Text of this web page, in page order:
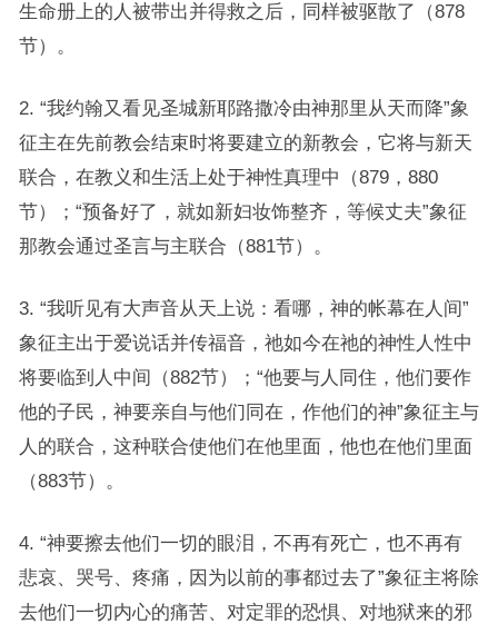
生命册上的人被带出并得救之后，同样被驱散了（878
节）。
2. “我约翰又看见圣城新耶路撒冷由神那里从天而降”象
征主在先前教会结束时将要建立的新教会，它将与新天
联合，在教义和生活上处于神性真理中（879，880
节）；“预备好了，就如新妇妆饰整齐，等候丈夫”象征
那教会通过圣言与主联合（881节）。
3. “我听见有大声音从天上说：看哪，神的帐幕在人间”
象征主出于爱说话并传福音，祂如今在祂的神性人性中
将要临到人中间（882节）；“他要与人同住，他们要作
他的子民，神要亲自与他们同在，作他们的神”象征主与
人的联合，这种联合使他们在他里面，他也在他们里面
（883节）。
4. “神要擦去他们一切的眼泪，不再有死亡，也不再有
悲哀、哭号、疼痛，因为以前的事都过去了”象征主将除
去他们一切内心的痛苦、对定罪的恐惧、对地狱来的邪